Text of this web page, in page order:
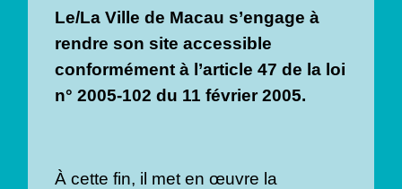
Le/La Ville de Macau s’engage à
rendre son site accessible
conformément à l’article 47 de la loi
n° 2005-102 du 11 février 2005.
À cette fin, il met en œuvre la